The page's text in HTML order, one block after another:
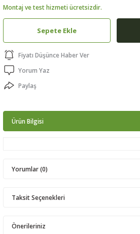
Montaj ve test hizmeti ücretsizdir.
Sepete Ekle
Fiyatı Düşünce Haber Ver
Yorum Yaz
Paylaş
Ürün Bilgisi
Yorumlar (0)
Taksit Seçenekleri
Önerileriniz